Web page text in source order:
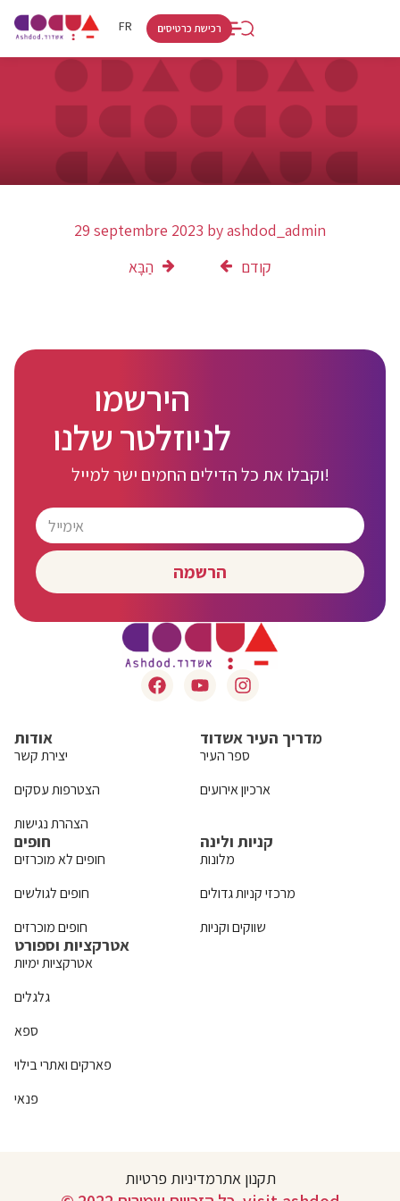
FR
HE
רכישת כרטיסים
29 septembre 2023 byashdod_admin
קודם
הַבָּא
הירשמו
לניוזלטר שלנו
וקבלו את כל הדילים החמים ישר למייל!
הרשמה
אודות
יצירת קשר
הצטרפות עסקים
הצהרת נגישות
מדריך העיר אשדוד
ספר העיר
ארכיון אירועים
חופים
חופים לא מוכרזים
חופים לגולשים
חופים מוכרזים
קניות ולינה
מלונות
מרכזי קניות גדולים
שווקים וקניות
אטרקציות וספורט
אטרקציות ימיות
גלגלים
ספא
פארקים ואתרי בילוי
פנאי
מדיניות פרטיותתקנון אתר